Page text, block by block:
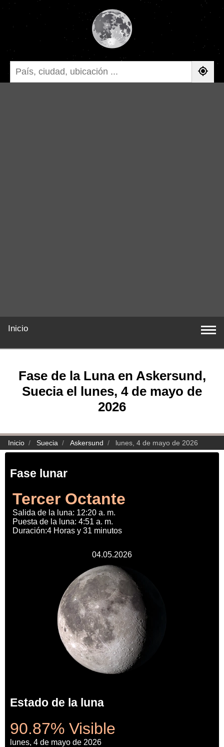
Inicio
Fase de la Luna en Askersund,
Suecia el lunes, 4 de mayo de
2026
Inicio Suecia Askersund lunes, 4 de mayo de 2026
Fase lunar
Tercer Octante
Salida de la luna: 12:20 a. m.
Puesta de la luna: 4:51 a. m.
Duración:4 Horas y 31 minutos
04.05.2026
Estado de la luna
90.87% Visible
lunes, 4 de mayo de 2026